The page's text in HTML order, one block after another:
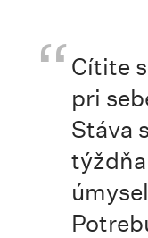
Cítite
pri
Stáva